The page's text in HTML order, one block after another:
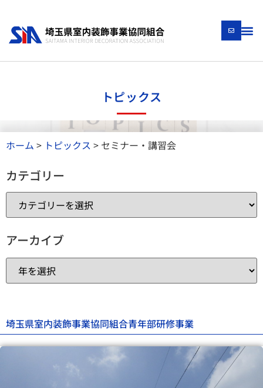
トピックス
ホーム > トピックス > セミナー・講習会
カテゴリー
アーカイブ
埼玉県室内装飾事業協同組合青年部研修事業